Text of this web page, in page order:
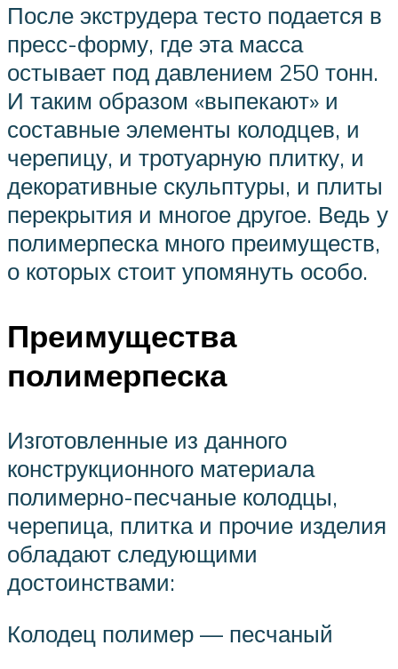
После экструдера тесто подается в
пресс-форму, где эта масса
остывает под давлением 250 тонн.
И таким образом «выпекают» и
составные элементы колодцев, и
черепицу, и тротуарную плитку, и
декоративные скульптуры, и плиты
перекрытия и многое другое. Ведь у
полимерпеска много преимуществ,
о которых стоит упомянуть особо.
Преимущества
полимерпеска
Изготовленные из данного
конструкционного материала
полимерно-песчаные колодцы,
черепица, плитка и прочие изделия
обладают следующими
достоинствами:
Колодец полимер — песчаный